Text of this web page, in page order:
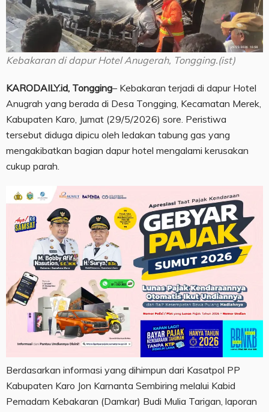
Kebakaran di dapur Hotel Anugerah, Tongging.(ist)
KARODAILY.id, Tongging– Kebakaran terjadi di dapur Hotel
Anugrah yang berada di Desa Tongging, Kecamatan Merek,
Kabupaten Karo, Jumat (29/5/2026) sore. Peristiwa
tersebut diduga dipicu oleh ledakan tabung gas yang
mengakibatkan bagian dapur hotel mengalami kerusakan
cukup parah.
Berdasarkan informasi yang dihimpun dari Kasatpol PP
Kabupaten Karo Jon Karnanta Sembiring melalui Kabid
Pemadam Kebakaran (Damkar) Budi Mulia Tarigan, laporan